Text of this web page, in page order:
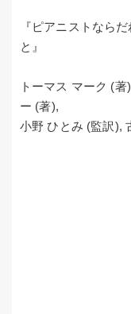
『ピアニストなら
と』
トーマス マーク (
ー (著),
小野 ひとみ (監訳),